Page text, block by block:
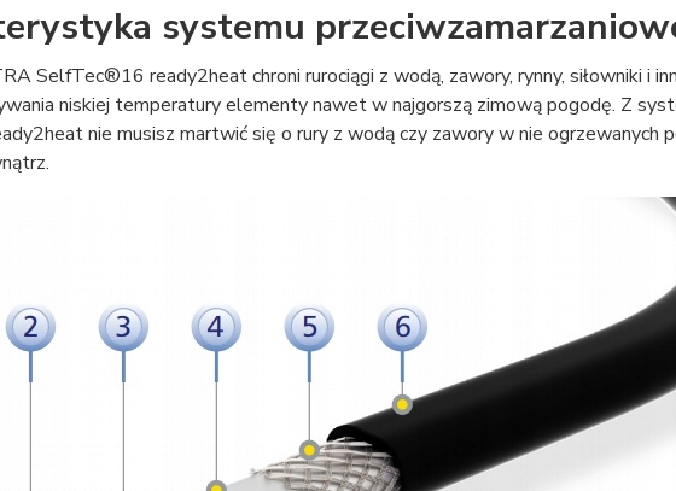
systemu
SelfTec®16 ready2heat chroni rurociągi z wodą, zawory, rynny, siłowniki i
niskiej temperatury elementy nawet w najgorszą zimową pogodę. Z
nie musisz martwić się o rury z wodą czy zawory w nie ogrzewanych